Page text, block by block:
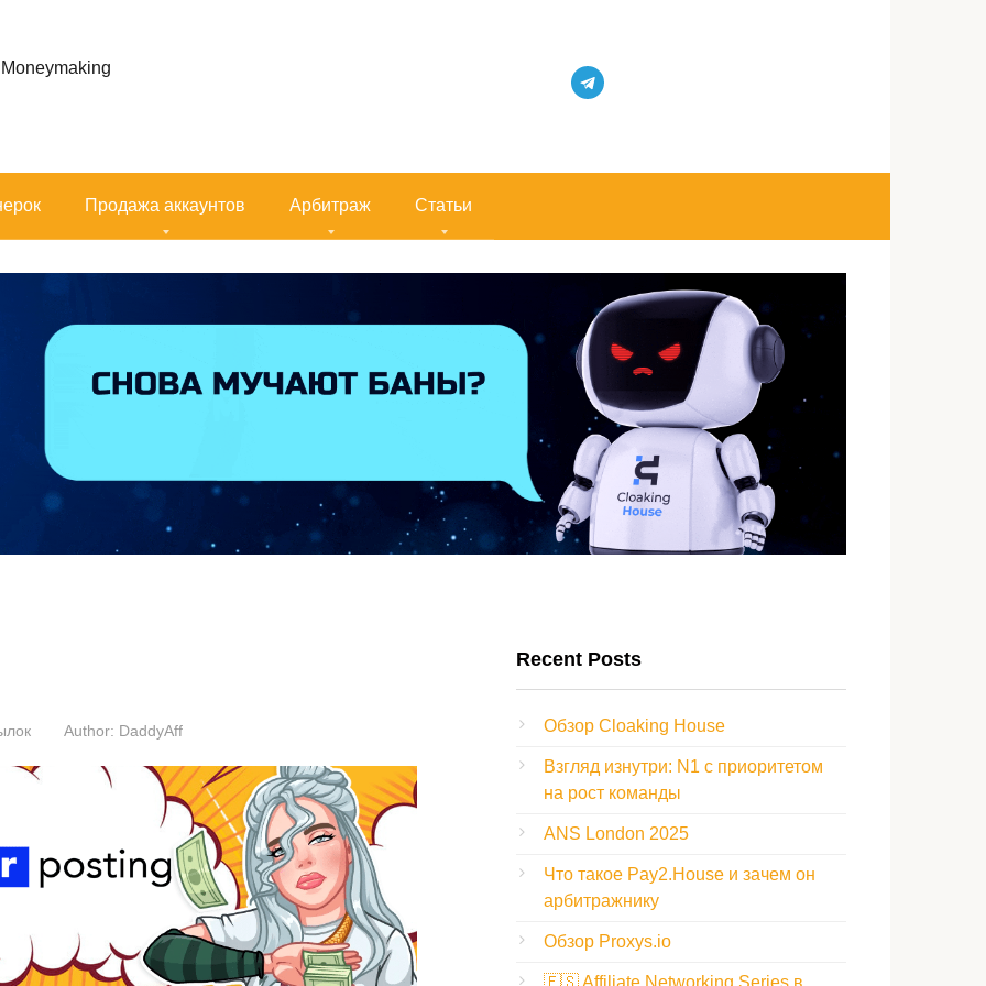
Продажа аккаунтов Арбитраж Статьи
Author: DaddyAff
Recent Posts
Обзор Cloaking House
Взгляд изнутри: N1 с приоритетом
на рост команды
ANS London 2025
Что такое Pay2.House и зачем он
арбитражнику
Обзор Proxys.io